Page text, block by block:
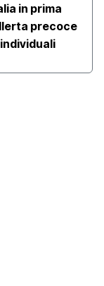
in prima
precoce